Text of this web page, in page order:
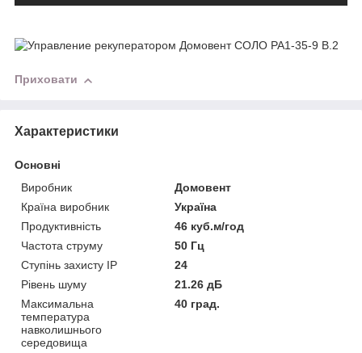
Приховати
Характеристики
Основні
Виробник
Домовент
Країна виробник
Україна
Продуктивність
46 куб.м/год
Частота струму
50 Гц
Ступінь захисту IP
24
Рівень шуму
21.26 дБ
Максимальна
температура
навколишнього
середовища
40 град.